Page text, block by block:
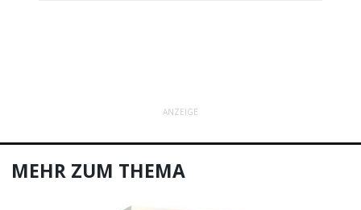
ANZEIGE
MEHR ZUM THEMA